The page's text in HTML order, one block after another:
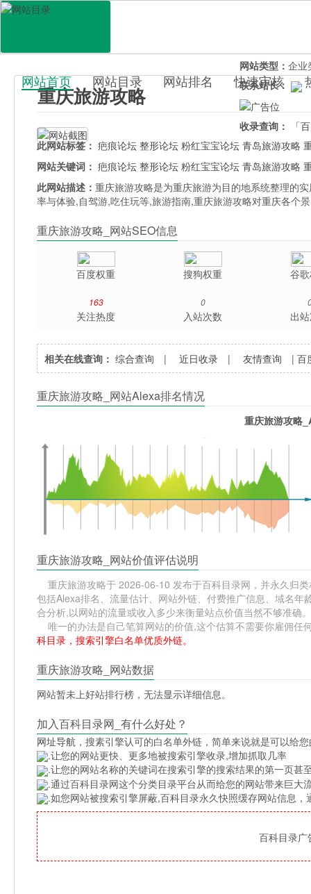
百科目录
网站首页 网站目录 网站排名 快速审核
重庆旅游攻略
网站类型： 企业
联系站长：
收录查询：
「
此网站标签： 疤痕论坛 整形论坛 粉红宝宝论坛 青岛旅游攻略
网站关键词： 疤痕论坛 整形论坛 粉红宝宝论坛 青岛旅游攻略
此网站描述：重庆旅游攻略是为重庆旅游为目的地系统整理的
率与体验,自驾游,吃住玩等,旅游指南,重庆旅游攻略对重庆各个
重庆旅游攻略_网站SEO信息
百度权重 搜狗权重 谷
163
关注热度
0
入站次数 出
相关在线查询： 综合查询 |近日收录 |友情查询 |百
重庆旅游攻略_网站Alexa排名情况
重庆旅游攻略
重庆旅游攻略_网站价值评估说明
重庆旅游攻略于 2026-06-10 发布于百科目录网，并永久归
包括Alexa排名、流量估计、网站外链、付费推广信息、域名
合分析,以网站的流量或收入多少来衡量站点价值当然不够准确
唯一的办法是自己笔算网站的价值,这个估算不需要你雇佣任
科目录，搜索引擎白名单优质外链。
重庆旅游攻略_网站数据
网站暂未上好站排行榜，无法显示详细信息。
加入百科目录网_有什么好处？
网址导航 ，搜素引擎认可的白名单外链，简单来说就是可以给
.让您的网站更快、更多地被搜索引擎收录,增加抓取几率
.让您的网站名称的关键词在搜索引擎的搜索结果的第一页甚
.通过百科目录网这个分类目录平台从而给您的网站带来巨大
.如您网站被搜索引擎屏蔽,百科目录永久快照缓存网站信息
百科目录